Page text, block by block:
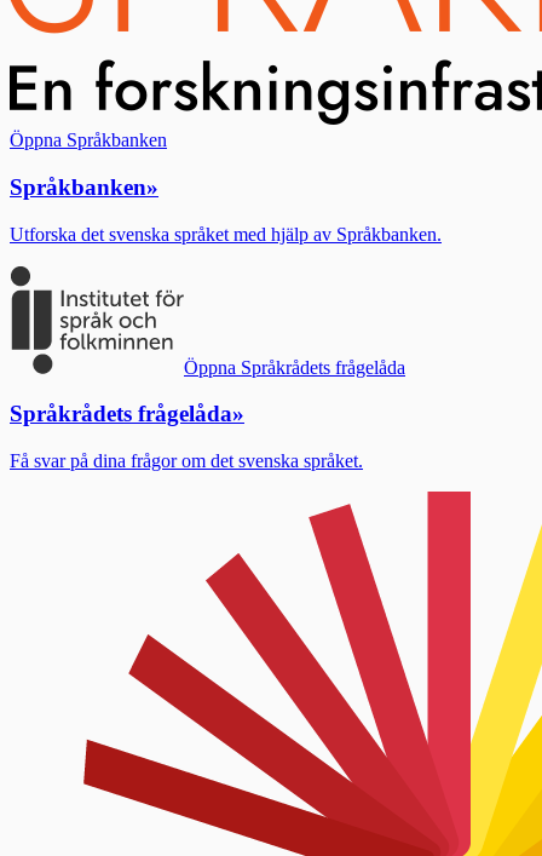
Öppna Språkbanken
Språkbanken»
Utforska det svenska språket med hjälp av Språkbanken.
Öppna Språkrådets frågelåda
Språkrådets frågelåda»
Få svar på dina frågor om det svenska språket.